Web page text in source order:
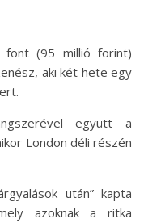
aki két hete egy
együtt a
London déli részén
után” kapta
azoknak a ritka